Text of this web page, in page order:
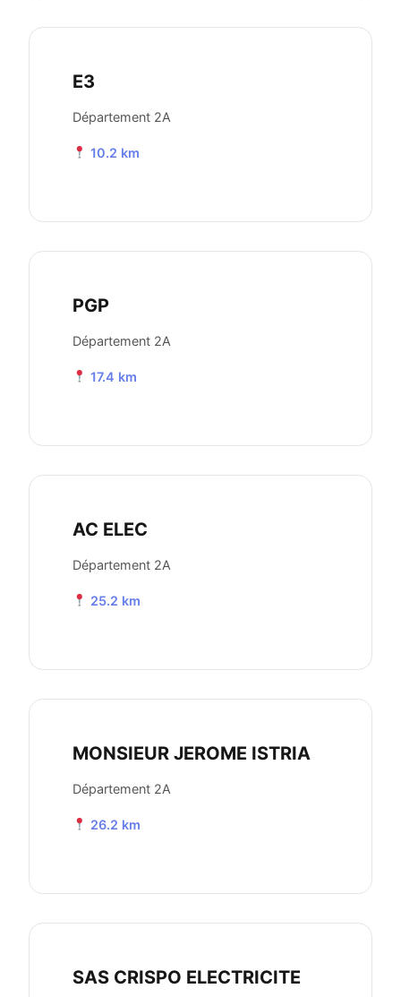
E3
Département 2A
10.2 km
PGP
Département 2A
17.4 km
AC ELEC
Département 2A
25.2 km
MONSIEUR JEROME ISTRIA
Département 2A
26.2 km
SAS CRISPO ELECTRICITE